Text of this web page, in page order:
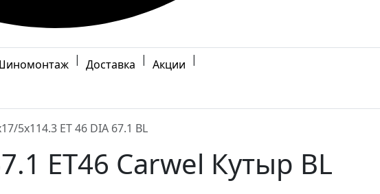
| Доставка | Акции |
5x114.3 ET 46 DIA 67.1 BL
ET46 Carwel Кутыр BL